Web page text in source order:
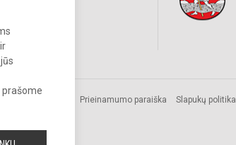
prašome
Prieinamumo paraiška Slapukų politika